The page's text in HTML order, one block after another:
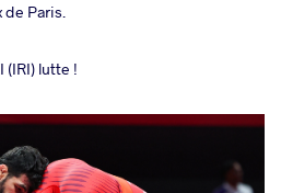
de Paris.
(IRI) lutte !